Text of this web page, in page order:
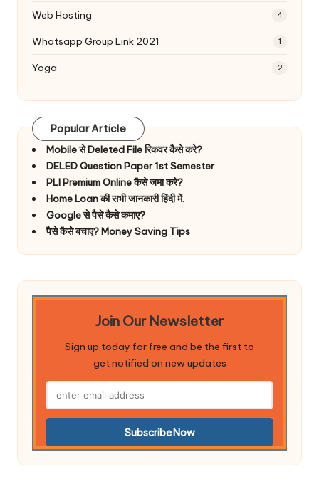
Web Hosting 4
Whatsapp Group Link 2021 1
Yoga 2
Popular Article
Mobile से Deleted File रिकवर कैसे करे?
DELED Question Paper 1st Semester
PLI Premium Online कैसे जमा करे?
Home Loan की सभी जानकारी हिंदी में.
Google से पैसे कैसे कमाए?
पैसे कैसे बचाए? Money Saving Tips
Join Our Newsletter
Sign up today for free and be the first to
get notified on new updates